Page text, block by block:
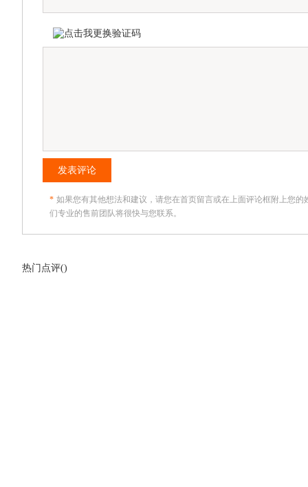
发表评论
* 如果您有其他想法和建议，请您在首页留言或在上面评论框附上您的
们专业的售前团队将很快与您联系。
热门点评()